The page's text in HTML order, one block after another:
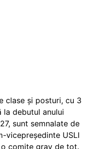
clase și posturi, cu 3
la debutul anului
sunt semnalate de
vicepreședinte USLI
comite grav de tot.